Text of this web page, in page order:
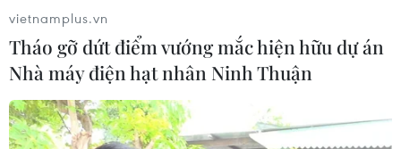
vietnamplus.vn
Tháo gỡ dứt điểm vướng mắc hiện hữu dự án
Nhà máy điện hạt nhân Ninh Thuận